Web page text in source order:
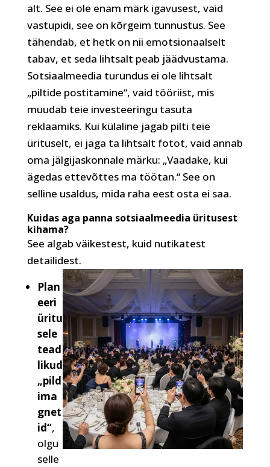
alt. See ei ole enam märk igavusest, vaid
vastupidi, see on kõrgeim tunnustus. See
tähendab, et hetk on nii emotsionaalselt
tabav, et seda lihtsalt peab jäädvustama.
Sotsiaalmeedia turundus ei ole lihtsalt
„piltide postitamine“, vaid tööriist, mis
muudab teie investeeringu tasuta
reklaamiks. Kui külaline jagab pilti teie
ürituselt, ei jaga ta lihtsalt fotot, vaid annab
oma jälgijaskonnale märku: „Vaadake, kui
ägedas ettevõttes ma töötan.“ See on
selline usaldus, mida raha eest osta ei saa.
Kuidas aga panna sotsiaalmeedia üritusest
kihama?
See algab väikestest, kuid nutikatest
detailidest.
Plan
eeri
üritu
sele
tead
likud
„pild
ima
gnet
id“,
olgu
selle